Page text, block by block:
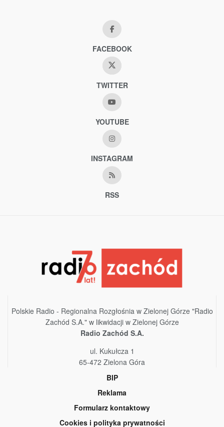
FACEBOOK
TWITTER
YOUTUBE
INSTAGRAM
RSS
Polskie Radio - Regionalna Rozgłośnia w Zielonej Górze "Radio
Zachód S.A." w likwidacji w Zielonej Górze
Radio Zachód S.A.
ul. Kukułcza 1
65-472 Zielona Góra
BIP
Reklama
Formularz kontaktowy
Cookies i polityka prywatności